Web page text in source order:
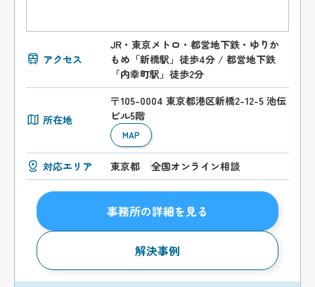
アクセス
JR・東京メトロ・都営地下鉄・ゆりか
もめ「新橋駅」徒歩4分 / 都営地下鉄
「内幸町駅」徒歩2分
所在地
〒105-0004 東京都港区新橋2-12-5 池伝
ビル5階
MAP
対応エリア 東京都 全国オンライン相談
事務所の詳細を見る
解決事例